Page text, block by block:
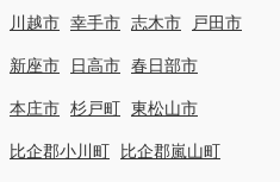
川越市 幸手市 志木市 戸田市
新座市 日高市 春日部市
本庄市 杉戸町 東松山市
比企郡小川町 比企郡嵐山町